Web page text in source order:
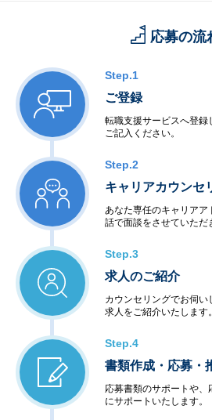
応募の流
Step.1
ご登録
転職支援サービスへ登録
ご記入ください。
Step.2
キャリアカウンセ
あなた専任のキャリア
話で面談をさせていただ
Step.3
求人のご紹介
カウンセリングでお伺
求人をご紹介いたします。
Step.4
書類作成・応募・
応募書類のサポートや
にサポートいたします。